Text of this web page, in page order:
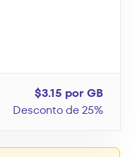
$3.15 por GB
Desconto de 25%